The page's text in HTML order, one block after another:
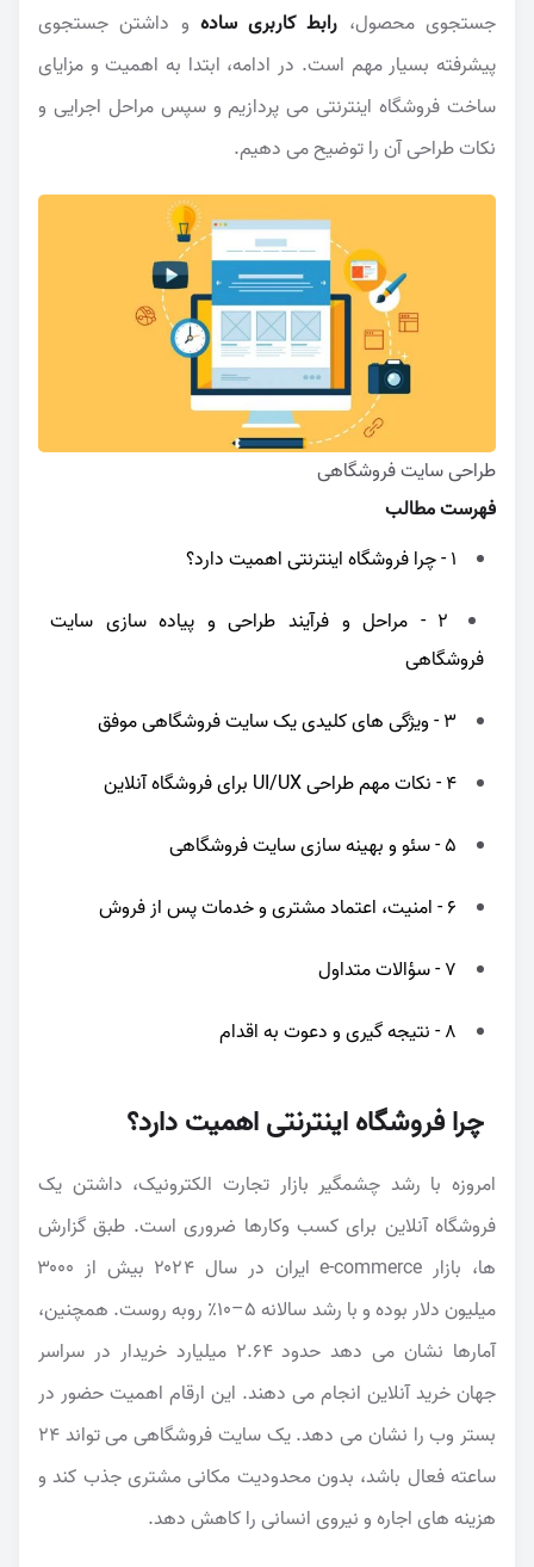
جستجوی محصول، رابط کاربری ساده و داشتن جستجوی
پیشرفته بسیار مهم است. در ادامه، ابتدا به اهمیت و مزایای
ساخت فروشگاه اینترنتی می پردازیم و سپس مراحل اجرایی و
نکات طراحی آن را توضیح می دهیم.
طراحی سایت فروشگاهی
فهرست مطالب
1 - چرا فروشگاه اینترنتی اهمیت دارد؟
2 - مراحل و فرآیند طراحی و پیاده سازی سایت
فروشگاهی
3 - ویژگی های کلیدی یک سایت فروشگاهی موفق
4 - نکات مهم طراحی UI/UX برای فروشگاه آنلاین
5 - سئو و بهینه سازی سایت فروشگاهی
6 - امنیت، اعتماد مشتری و خدمات پس از فروش
7 - سؤالات متداول
8 - نتیجه گیری و دعوت به اقدام
چرا فروشگاه اینترنتی اهمیت دارد؟
امروزه با رشد چشمگیر بازار تجارت الکترونیک، داشتن یک
فروشگاه آنلاین برای کسب وکارها ضروری است. طبق گزارش
ها، بازار e‑commerce ایران در سال ۲۰۲۴ بیش از ۳۰۰۰
میلیون دلار بوده و با رشد سالانه ۵–۱۰٪ روبه روست. همچنین،
آمارها نشان می دهد حدود ۲.۶۴ میلیارد خریدار در سراسر
جهان خرید آنلاین انجام می دهند. این ارقام اهمیت حضور در
بستر وب را نشان می دهد. یک سایت فروشگاهی می تواند ۲۴
ساعته فعال باشد، بدون محدودیت مکانی مشتری جذب کند و
هزینه های اجاره و نیروی انسانی را کاهش دهد.